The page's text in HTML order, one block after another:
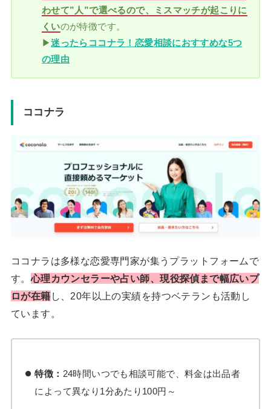
わせて”人”で選べるので、ミスマッチが起こりに
くいのが特徴です。
▶迷ったらココナラ！恋愛相談におすすめな5つ
の理由
ココナラ
ココナラは多様な恋愛専門家が集うプラットフォームで
す。心理カウンセラーや占い師、現役探偵まで幅広いプ
ロが在籍 し、20年以上の実績を持つベテランも活動し
ています。
特徴： 24時間いつでも相談可能で、料金は出品者
によって異なり1分あたり100円～